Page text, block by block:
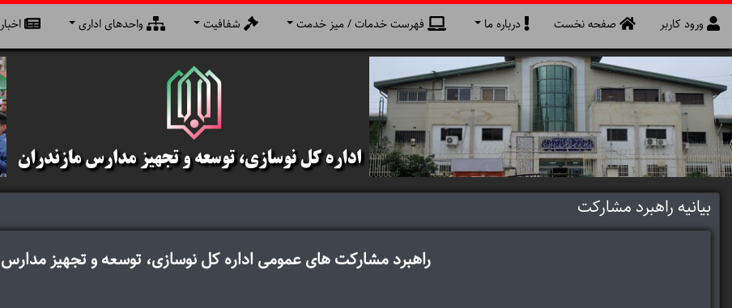
ورود کاربر صفحه نخست درباره ما فهرست خدمات / میز خدمت شفافیت واحدهای اداری اخبار
بیانیه راهبرد مشارکت
راهبرد مشارکت های عمومیاداره کل نوسازی، توسعه و تجهیز مدارس